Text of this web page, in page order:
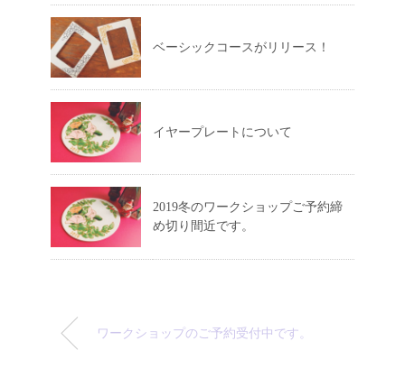
ベーシックコースがリリース！
イヤープレートについて
2019冬のワークショップご予約締
め切り間近です。
ワークショップのご予約受付中です。